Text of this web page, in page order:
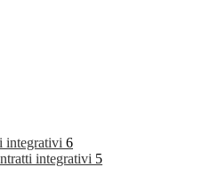
integrativi 6
integrativi 5